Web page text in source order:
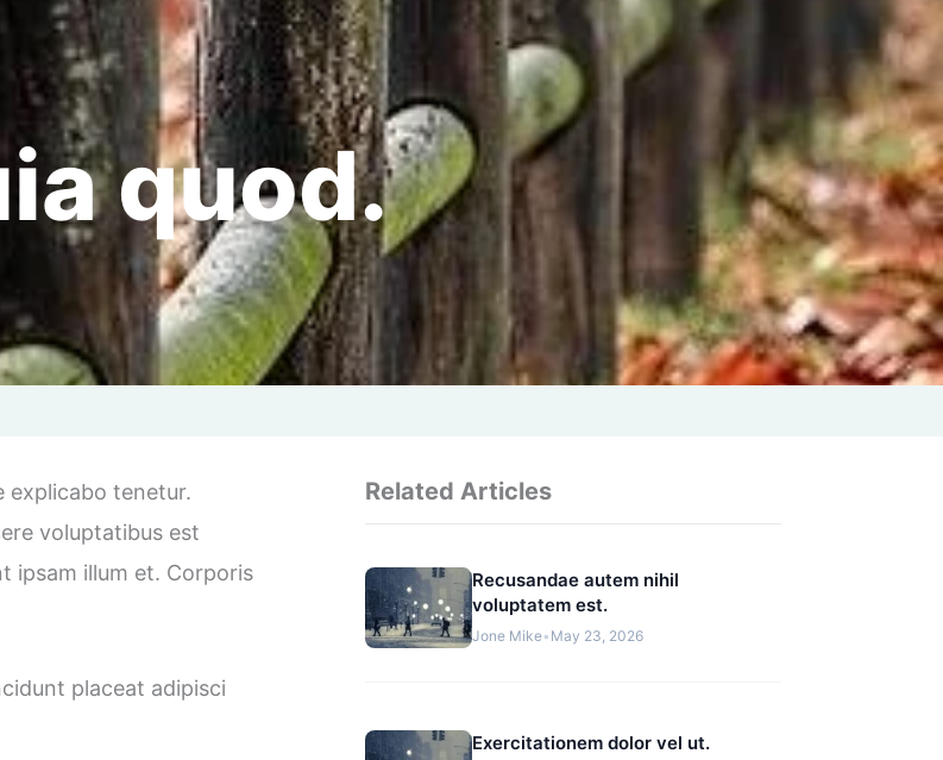
quod.
explicabo tenetur.
voluptatibus est
ipsam illum et. Corporis
placeat adipisci
Related Articles
Recusandae autem nihil
voluptatem est.
Jone Mike• May 23, 2026
Exercitationem dolor vel ut.